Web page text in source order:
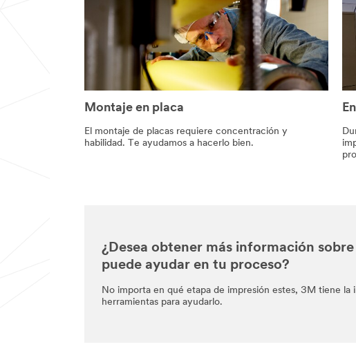
Montaje en placa
El montaje de placas requiere concentración y
habilidad. Te ayudamos a hacerlo bien.
¿Desea obtener más información
puede ayudar en tu proceso?
No importa en qué etapa de impresión estes, 3M tiene la
herramientas para ayudarlo.